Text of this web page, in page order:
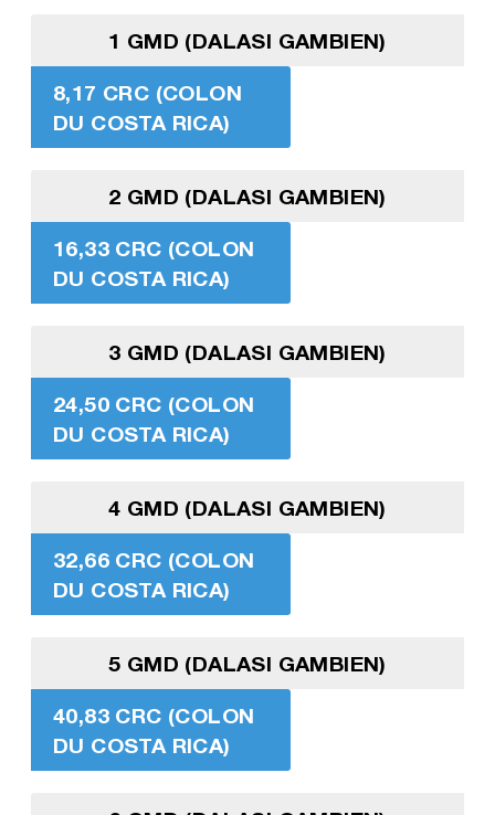
1 GMD (DALASI GAMBIEN)
8,17 CRC (COLON
DU COSTA RICA)
2 GMD (DALASI GAMBIEN)
16,33 CRC (COLON
DU COSTA RICA)
3 GMD (DALASI GAMBIEN)
24,50 CRC (COLON
DU COSTA RICA)
4 GMD (DALASI GAMBIEN)
32,66 CRC (COLON
DU COSTA RICA)
5 GMD (DALASI GAMBIEN)
40,83 CRC (COLON
DU COSTA RICA)